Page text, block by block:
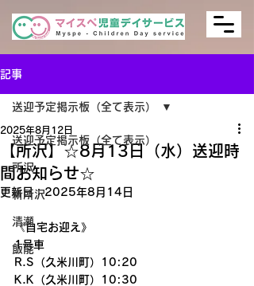
記事
送迎予定掲示板（全て表示）
所沢
新所沢
清瀬
飯能
送迎予定掲示板（全て表示）
【所沢】☆8月13日（水）送迎時
間お知らせ☆
2025年8月12日
更新日：2025年8月14日
《自宅お迎え》
1号車
R.S（久米川町）10:20
K.K（久米川町）10:30